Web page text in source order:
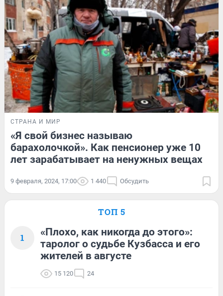
СТРАНА И МИР
«Я свой бизнес называю
барахолочкой». Как пенсионер уже 10
лет зарабатывает на ненужных вещах
9 февраля, 2024, 17:00 1 440 Обсудить
ТОП 5
1
«Плохо, как никогда до этого»:
таролог о судьбе Кузбасса и его
жителей в августе
15 120 24